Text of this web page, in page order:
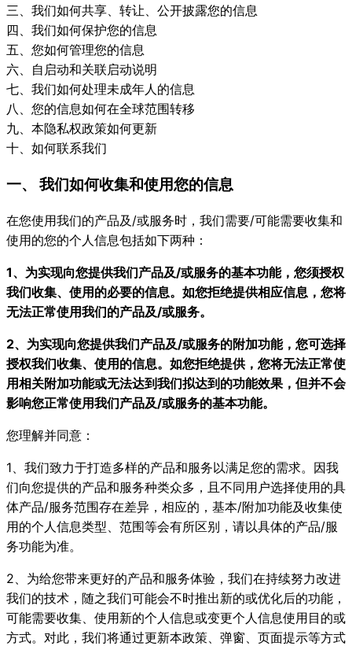
三、我们如何共享、转让、公开披露您的信息
四、我们如何保护您的信息
五、您如何管理您的信息
六、自启动和关联启动说明
七、我们如何处理未成年人的信息
八、您的信息如何在全球范围转移
九、本隐私权政策如何更新
十、如何联系我们
一、 我们如何收集和使用您的信息
在您使用我们的产品及/或服务时，我们需要/可能需要收集和
使用的您的个人信息包括如下两种：
1、为实现向您提供我们产品及/或服务的基本功能，您须授权
我们收集、使用的必要的信息。如您拒绝提供相应信息，您将
无法正常使用我们的产品及/或服务。
2、为实现向您提供我们产品及/或服务的附加功能，您可选择
授权我们收集、使用的信息。如您拒绝提供，您将无法正常使
用相关附加功能或无法达到我们拟达到的功能效果，但并不会
影响您正常使用我们产品及/或服务的基本功能。
您理解并同意：
1、我们致力于打造多样的产品和服务以满足您的需求。因我
们向您提供的产品和服务种类众多，且不同用户选择使用的具
体产品/服务范围存在差异，相应的，基本/附加功能及收集使
用的个人信息类型、范围等会有所区别，请以具体的产品/服
务功能为准。
2、为给您带来更好的产品和服务体验，我们在持续努力改进
我们的技术，随之我们可能会不时推出新的或优化后的功能，
可能需要收集、使用新的个人信息或变更个人信息使用目的或
方式。对此，我们将通过更新本政策、弹窗、页面提示等方式